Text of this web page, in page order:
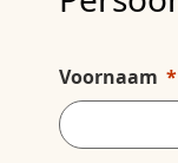
Voornaam